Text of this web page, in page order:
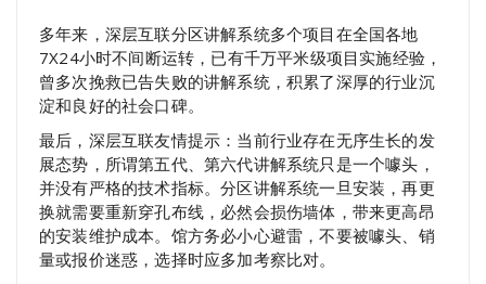
多年来，深层互联分区讲解系统多个项目在全国各地
7X24小时不间断运转，已有千万平米级项目实施经验，
曾多次挽救已告失败的讲解系统，积累了深厚的行业沉
淀和良好的社会口碑。
最后，深层互联友情提示：当前行业存在无序生长的发
展态势，所谓第五代、第六代讲解系统只是一个噱头，
并没有严格的技术指标。分区讲解系统一旦安装，再更
换就需要重新穿孔布线，必然会损伤墙体，带来更高昂
的安装维护成本。馆方务必小心避雷，不要被噱头、销
量或报价迷惑，选择时应多加考察比对。